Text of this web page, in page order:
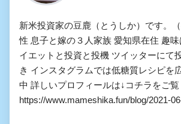
新米投資家の豆鹿（とうしか）です。
性 息子と嫁の３人家族 愛知県在住 趣
イエットと投資と投機 ツイッターにて
き インスタグラムでは低糖質レシピを
中 詳しいプロフィールは↓コチラをご
https://www.mameshika.fun/blog/2021-